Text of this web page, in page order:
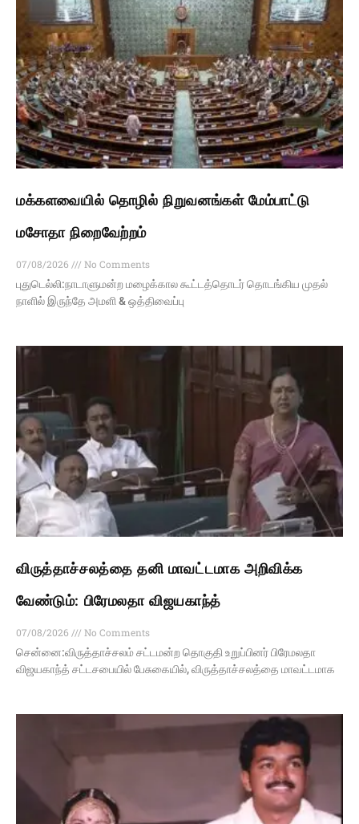
மக்களவையில் தொழில் நிறுவனங்கள் மேம்பாட்டு
மசோதா நிறைவேற்றம்
07/08/2026
No Comments
புதுடெல்லி:நாடாளுமன்ற மழைக்கால கூட்டத்தொடர் தொடங்கிய முதல்
நாளில் இருந்தே அமளி & ஒத்திவைப்பு
விருத்தாச்சலத்தை தனி மாவட்டமாக அறிவிக்க
வேண்டும்: பிரேமலதா விஜயகாந்த்
07/08/2026
No Comments
சென்னை:விருத்தாச்சலம் சட்டமன்ற தொகுதி உறுப்பினர் பிரேமலதா
விஜயகாந்த் சட்டசபையில் பேசுகையில், விருத்தாச்சலத்தை மாவட்டமாக